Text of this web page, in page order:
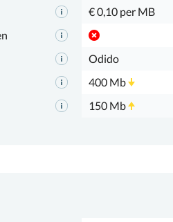
€ 0,10 per MB
Odido
400 Mb
150 Mb